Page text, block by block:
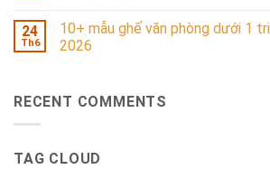
24
Th6
10+ mẫu ghế văn phòng dưới 1
2026
RECENT COMMENTS
TAG CLOUD